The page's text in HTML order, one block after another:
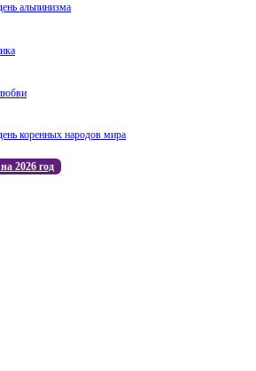
альпинизма
коренных народов мира
2026 год